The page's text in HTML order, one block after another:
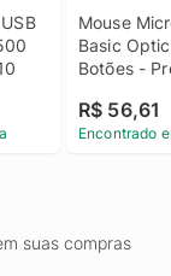
Mouse
Basic
Botões -
R$ 56,61
Encontrado
suas compras